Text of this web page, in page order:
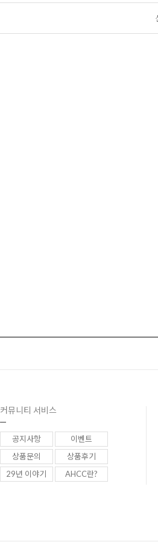
커뮤니티 서비스
공지사항
이벤트
상품문의
상품후기
29년 이야기
AHCC란?